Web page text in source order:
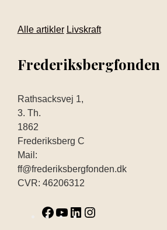
Alle artikler Livskraft
Frederiksbergfonden
Rathsacksvej 1,
3. Th.
1862
Frederiksberg C
Mail:
ff@frederiksbergfonden.dk
CVR: 46206312